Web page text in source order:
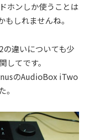
ホンしか使うことは
しれませんね。
の違いについても少
てです。
のAudioBox iTwo